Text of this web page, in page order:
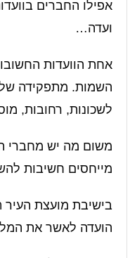
אפילו החברים
ועדה…
אחת הוועדות
השמות. מתפקידה של
לשכונות, רחובות,
משום מה יש מחברי
מייחסים חשיבות
בישיבת מועצת העיר
הועדה לאשר את